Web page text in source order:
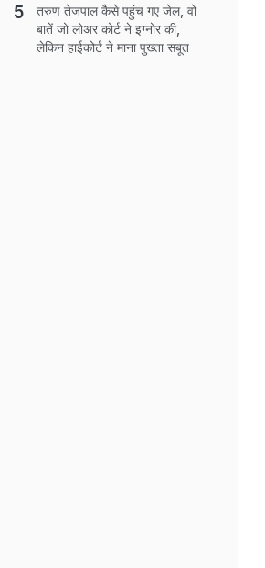
तरुण तेजपाल कैसे पहुंच गए जेल, वो
बातें जो लोअर कोर्ट ने इग्नोर की,
लेकिन हाईकोर्ट ने माना पुख्ता सबूत